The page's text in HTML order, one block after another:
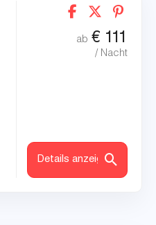
ab € 111
/ Nacht
Details anzeigen